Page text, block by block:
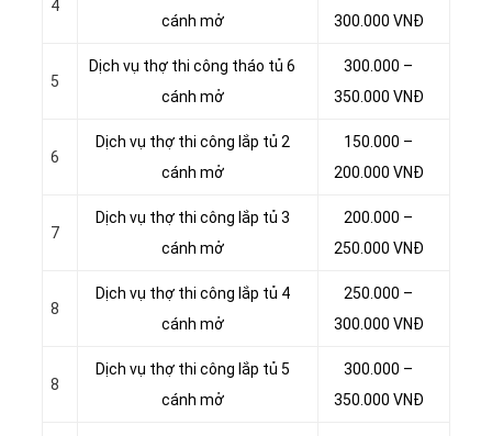
4
cánh mở
300.000 VNĐ
5
Dịch vụ thợ thi công tháo tủ 6
cánh mở
300.000 –
350.000 VNĐ
6
Dịch vụ thợ thi công lắp tủ 2
cánh mở
150.000 –
200.000 VNĐ
7
Dịch vụ thợ thi công lắp tủ 3
cánh mở
200.000 –
250.000 VNĐ
8
Dịch vụ thợ thi công lắp tủ 4
cánh mở
250.000 –
300.000 VNĐ
8
Dịch vụ thợ thi công lắp tủ 5
cánh mở
300.000 –
350.000 VNĐ